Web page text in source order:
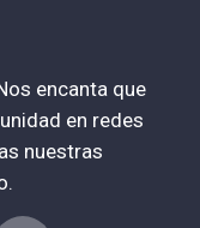
encanta que
en redes
nuestras